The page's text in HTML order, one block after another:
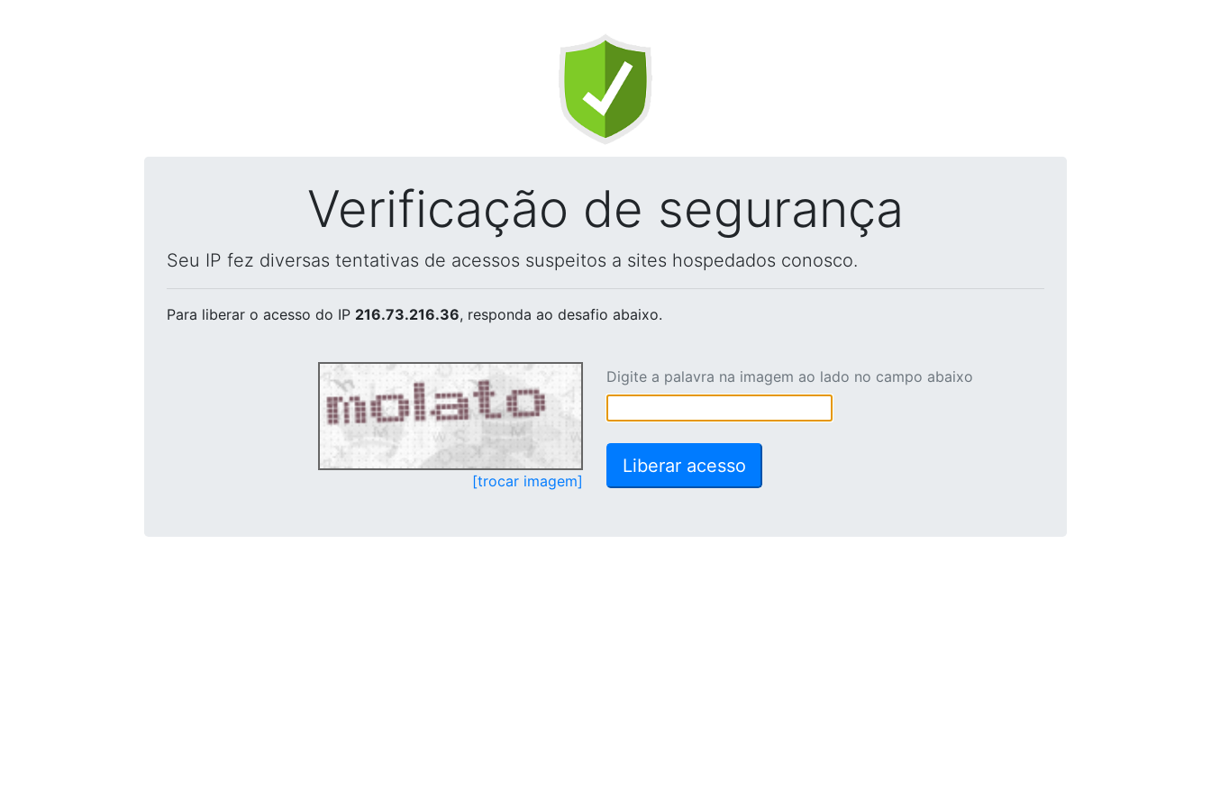
Verificação de segurança
Seu IP fez diversas tentativas de acessos suspeitos a sites hospedados conosco.
Para liberar o acesso do IP 216.73.216.36, responda ao desafio abaixo.
[trocar imagem]
Digite a palavra na imagem ao lado no campo abaixo